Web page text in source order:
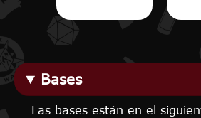
Bases
Las bases están en el